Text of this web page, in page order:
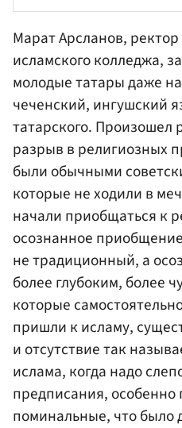
Марат Арсланов,
исламского колледжа,
молодые татары даже
чеченский, ингушский
татарского. Произошел
разрыв в религиозных
были обычными
которые не ходили в
начали приобщаться к
осознанное
не традиционный, а
более глубоким, более
которые
пришли к исламу,
и отсутствие так
ислама, когда надо
предписания, особенно
поминальные, что было